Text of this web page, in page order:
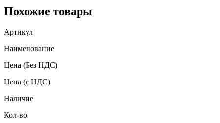
Похожие товары
Артикул
Наименование
Цена (Без НДС)
Цена (с НДС)
Наличие
Кол-во